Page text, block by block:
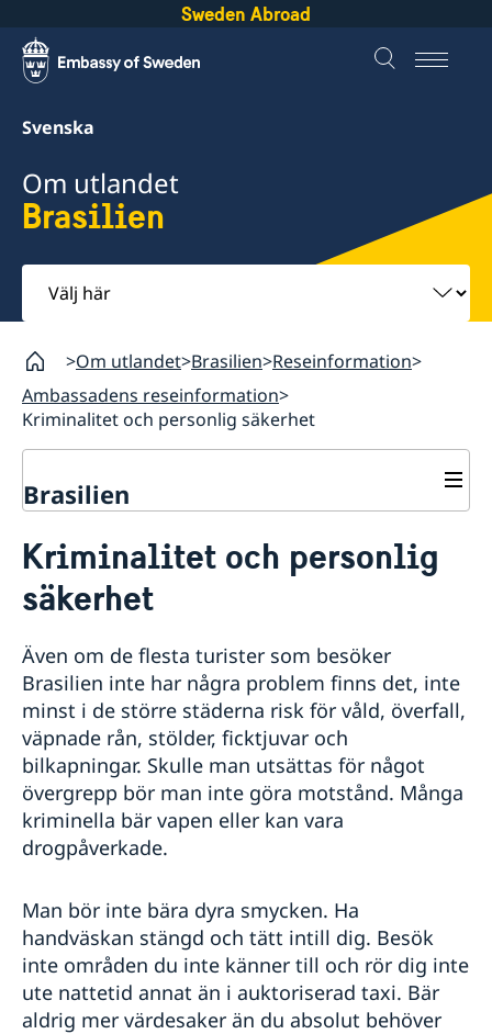
Sweden Abroad
Svenska
Om utlandet
Brasilien
Välj
här
Om utlandet Brasilien Reseinformation
Ambassadens reseinformation
Kriminalitet och personlig säkerhet
Brasilien
Hjälp till svenskar i Brasilien
Rösta i Brasilien
Förnyelse av pass för vuxna
Förnyelse av pass för barn under 18 år
Första passet - Samordningsnummer
Provisoriskt pass
Nationellt id-kort
Samordningsnummer
Ansökan om pass för medborgare mellan 18 och 22
år som aldrig varit bosatta i Sverige
Svenskt medborgarskap
Hjälp kring medborgarskap
Om svenskt medborgarskap
Dubbelt medborgarskap
Registrera nyfödd utomlands
Vigsel i Brasilien
Vigsel på ambassaden
Vigsel inför en brasiliansk myndighet
Migrationsrelaterade frågor
Avgifter i Brasilien
Legaliseringar och apostille
Översättare
Levnadsintyg
Körkort
Reseinformation
Aktuella händelser
Allmänna säkerhetsläget
Kriminalitet och personlig säkerhet
Hälso- och sjukvård
In- och utresebestämmelser
Lokala lagar och sedvänjor
Naturförhållanden och katastrofer
Terrorism
Trafiksäkerhet
Service för svenska företag
Handel med utlandet
Anmäla handelshinder
Kriminalitet och personlig
säkerhet
Även om de flesta turister som besöker
Brasilien inte har några problem finns det, inte
minst i de större städerna risk för våld, överfall,
väpnade rån, stölder, ficktjuvar och
bilkapningar. Skulle man utsättas för något
övergrepp bör man inte göra motstånd. Många
kriminella bär vapen eller kan vara
drogpåverkade.
Man bör inte bära dyra smycken. Ha
handväskan stängd och tätt intill dig. Besök
inte områden du inte känner till och rör dig inte
ute nattetid annat än i auktoriserad taxi. Bär
aldrig mer värdesaker än du absolut behöver